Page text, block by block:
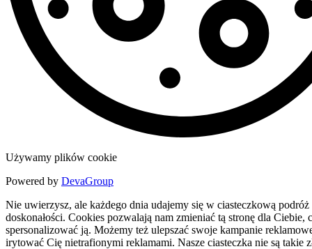
Używamy plików cookie
Powered by DevaGroup
Nie uwierzysz, ale każdego dnia udajemy się w ciasteczkową podróż
doskonałości. Cookies pozwalają nam zmieniać tą stronę dla Ciebie,
spersonalizować ją. Możemy też ulepszać swoje kampanie
irytować Cię nietrafionymi reklamami. Nasze ciasteczka nie są takie